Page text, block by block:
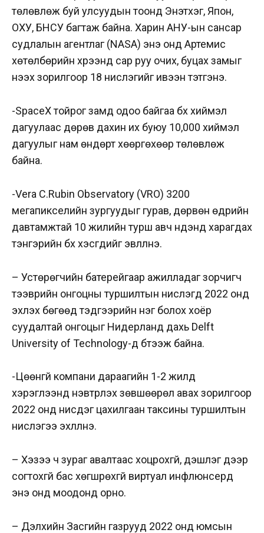
төлөвлөж буй улсуудын тоонд Энэтхэг, Япон,
ОХУ, БНСУ багтаж байна. Харин АНУ-ын сансар
судлалын агентлаг (NASA) энэ онд Артемис
хөтөлбөрийн хүрээнд сар руу очих, буцах замыг
нээх зорилгоор 18 нислэгийг ивээн тэтгэнэ.
-SpaceX тойрог замд одоо байгаа бүх хиймэл
дагуулаас дөрөв дахин их буюу 10,000 хиймэл
дагуулыг нам өндөрт хөөргөхөөр төлөвлөж
байна.
-Vera C.Rubin Observatory (VRO) 3200
мегапикселийн зургуудыг гурав, дөрвөн өдрийн
давтамжтай 10 жилийн турш авч нүдэнд харагдах
тэнгэрийн бүх хэсгүүдийг эвлүүлнэ.
– Устөрөгчийн батерейгаар ажилладаг зорчигч
тээврийн онгоцны туршилтын нислэгүүд 2022 онд
эхлэх бөгөөд тэдгээрийн нэг болох хоёр
суудалтай онгоцыг Нидерланд дахь Delft
University of Technology-д бүтээж байна.
-Цөөнгүй компани дараагийн 1-2 жилд
хэрэглээнд нэвтрүүлэх зөвшөөрөл авах зорилгоор
2022 онд нисдэг цахилгаан таксины туршилтын
нислэгээ эхлүүлнэ.
– Хэзээ ч зураг авалтаас хоцрохгүй, үдэшлэг дээр
согтохгүй бас хөгшрөхгүй виртуал инфлюнсерүүд
энэ онд моодонд орно.
– Дэлхийн Засгийн газрууд 2022 онд юмсын